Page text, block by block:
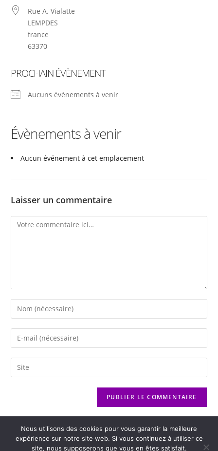
Rue A. Vialatte
LEMPDES
france
63370
PROCHAIN ÉVÈNEMENT
Aucuns évènements à venir
Évènements à venir
Aucun événement à cet emplacement
Laisser un commentaire
Nous utilisons des cookies pour vous garantir la meilleure
expérience sur notre site web. Si vous continuez à utiliser ce
site, nous supposerons que vous en êtes satisfait.